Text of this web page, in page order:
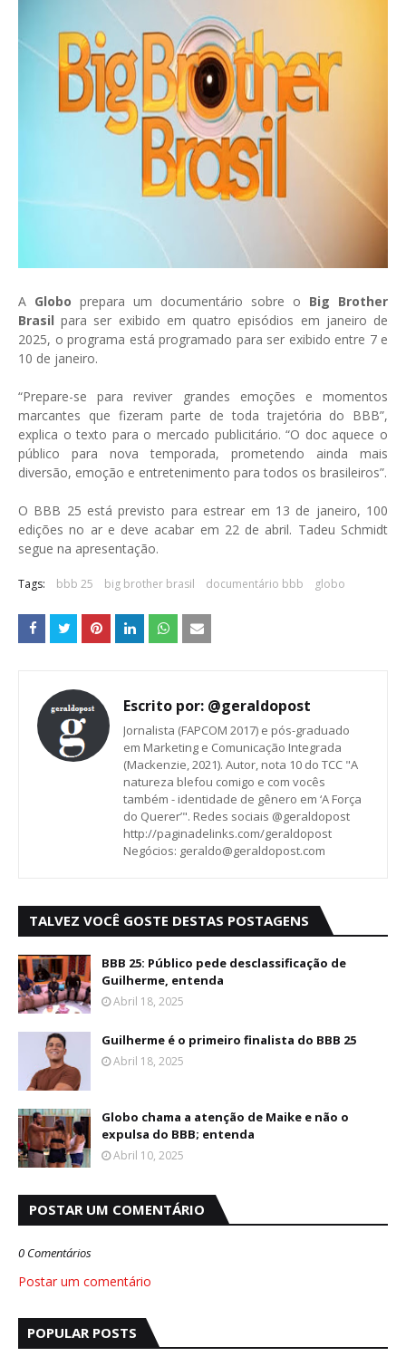
A Globo prepara um documentário sobre o Big Brother
Brasilpara ser exibido em quatro episódios em janeiro de
2025, o programa está programado para ser exibido entre 7 e
10 de janeiro.
“Prepare-se para reviver grandes emoções e momentos
marcantes que fizeram parte de toda trajetória do BBB”,
explica o texto para o mercado publicitário. “O doc aquece o
público para nova temporada, prometendo ainda mais
diversão, emoção e entretenimento para todos os brasileiros”.
O BBB 25 está previsto para estrear em 13 de janeiro, 100
edições no ar e deve acabar em 22 de abril. Tadeu Schmidt
segue na apresentação.
Tags: bbb 25 big brother brasil documentário bbb globo
Escrito por: @geraldopost
Jornalista (FAPCOM 2017) e pós-graduado
em Marketing e Comunicação Integrada
(Mackenzie, 2021). Autor, nota 10 do TCC "A
natureza blefou comigo e com vocês
também - identidade de gênero em ‘A Força
do Querer’". Redes sociais @geraldopost
http://paginadelinks.com/geraldopost
Negócios: geraldo@geraldopost.com
TALVEZ VOCÊ GOSTE DESTAS POSTAGENS
BBB 25: Público pede desclassificação de
Guilherme, entenda
Abril 18, 2025
Guilherme é o primeiro finalista do BBB 25
Abril 18, 2025
Globo chama a atenção de Maike e não o
expulsa do BBB; entenda
Abril 10, 2025
POSTAR UM COMENTÁRIO
0 Comentários
Postar um comentário
POPULAR POSTS